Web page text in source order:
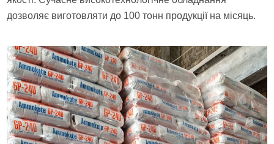
дозволяє виготовляти до 100 тонн продукції на місяць.